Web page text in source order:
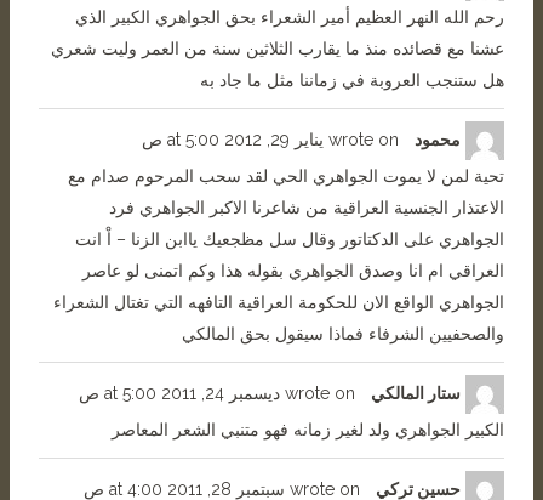
رحم الله النهر العظيم أمير الشعراء بحق الجواهري الكبير الذي
عشنا مع قصائده منذ ما يقارب الثلاثين سنة من العمر وليت شعري
هل ستنجب العروبة في زماننا مثل ما جاد به
محمود wrote onيناير 29, 2012 at 5:00 ص
تحية لمن لا يموت الجواهري الحي لقد سحب المرحوم صدام مع
الاعتذار الجنسية العراقية من شاعرنا الاكبر الجواهري فرد
الجواهري على الدكتاتور وقال سل مظجعيك ياابن الزنا – اْ انت
العراقي ام انا وصدق الجواهري بقوله هذا وكم اتمنى لو عاصر
الجواهري الواقع الان للحكومة العراقية التافهه التي تغتال الشعراء
والصحفيين الشرفاء فماذا سيقول بحق المالكي
ستار المالكي wrote onديسمبر 24, 2011 at 5:00 ص
الكبير الجواهري ولد لغير زمانه فهو متنبي الشعر المعاصر
حسين تركي wrote onسبتمبر 28, 2011 at 4:00 ص